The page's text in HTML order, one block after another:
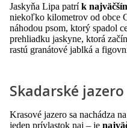
Jaskyňa Lipa patrík
niekoľko kilometrov od obce
náhodou psom, ktorý spadol
prehliadku jaskyne, ktorá
rastú granátové jablká a
Skadarské jazero
Krasové jazero sa nachádza
jeden prívlastok naj – je